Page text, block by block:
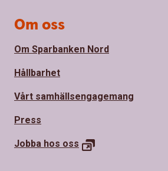
Om oss
Om Sparbanken Nord
Hållbarhet
Vårt samhällsengagemang
Press
Jobba hos oss